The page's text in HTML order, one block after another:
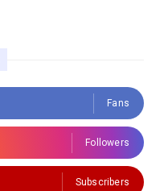
Fans
Followers
Subscribers